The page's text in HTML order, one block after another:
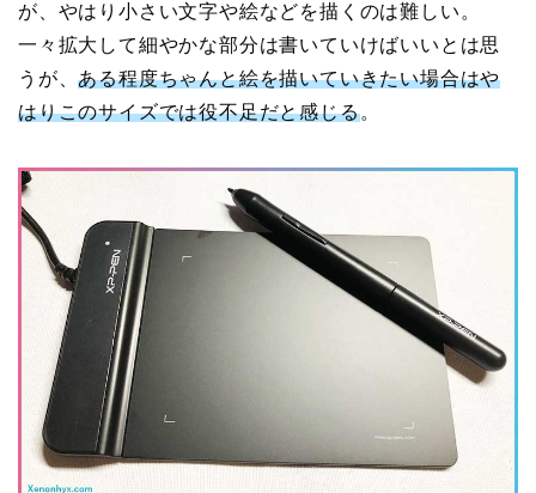
が、やはり小さい文字や絵などを描くのは難しい。
一々拡大して細やかな部分は書いていけばいいとは思
うが、ある程度ちゃんと絵を描いていきたい場合はや
はりこのサイズでは役不足だと感じる。